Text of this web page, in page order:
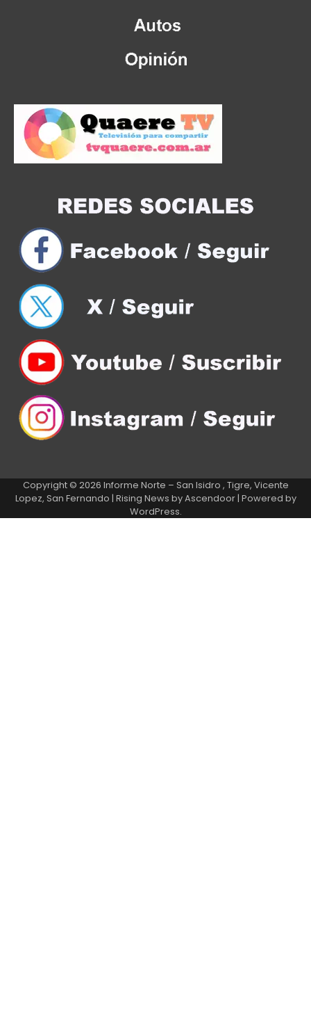
Copyright © 2026 Informe Norte – San Isidro , Tigre, Vicente
Lopez, San Fernando | Rising News byAscendoor| Powered by
WordPress.